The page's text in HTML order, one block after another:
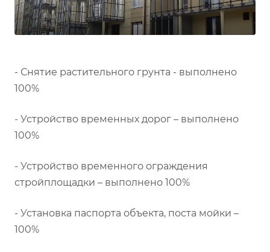
- Снятие растительного грунта - выполнено
100%
- Устройство временных дорог – выполнено
100%
- Устройство временного ограждения
стройплощадки – выполнено 100%
- Установка паспорта объекта, поста мойки –
100%